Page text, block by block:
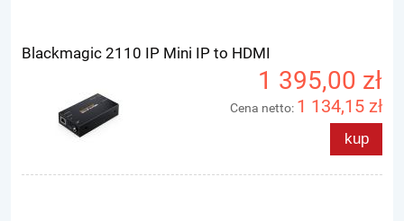
Blackmagic 2110 IP Mini IP to HDMI
1 395,00 zł
Cena netto: 1 134,15 zł
kup